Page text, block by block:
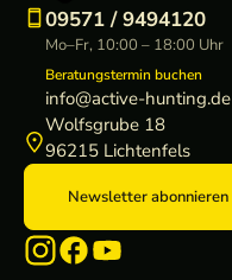
09571 / 9494120
Mo–Fr, 10:00 – 18:00 Uhr
Beratungstermin buchen
info@active-hunting.de
Wolfsgrube 18
96215 Lichtenfels
Newsletter abonnieren